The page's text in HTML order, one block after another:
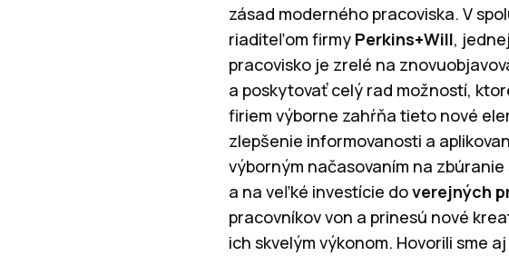
zásad moderného pracoviska. V
riaditeľom firmy Perkins+Will,
pracovisko je zrelé na
a poskytovať celý rad možností,
firiem výborne zahŕňa tieto nové
zlepšenie informovanosti a
výborným načasovaním na
a na veľké investície doverejných
pracovníkov von a prinesú nové
ich skvelým výkonom. Hovorili sme